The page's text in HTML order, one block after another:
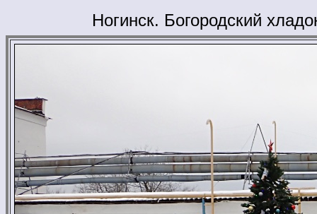
Ногинск. Богородский